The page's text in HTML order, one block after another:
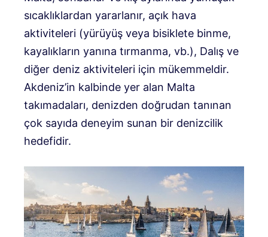
sıcaklıklardan yararlanır, açık hava
aktiviteleri (yürüyüş veya bisiklete binme,
kayalıkların yanına tırmanma, vb.), Dalış ve
diğer deniz aktiviteleri için mükemmeldir.
Akdeniz’in kalbinde yer alan Malta
takımadaları, denizden doğrudan tanınan
çok sayıda deneyim sunan bir denizcilik
hedefidir.